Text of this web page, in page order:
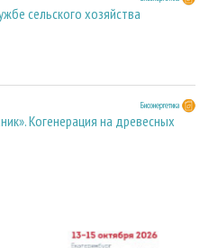
сельского хозяйства
Биоэнергетика
Когенерация на древесных